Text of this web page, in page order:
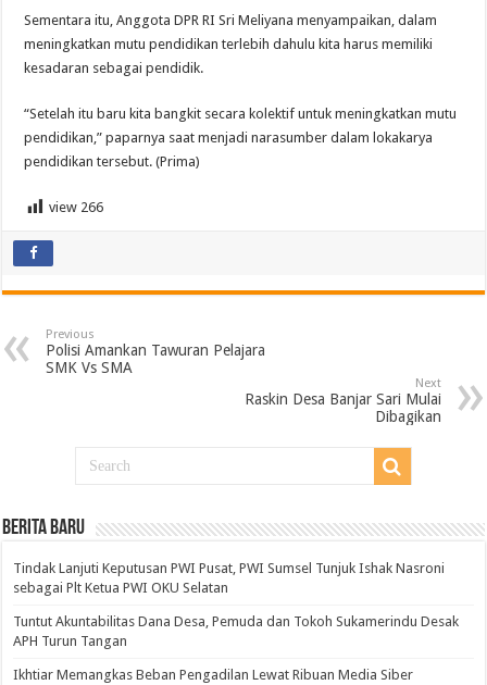
Sementara itu, Anggota DPR RI Sri Meliyana menyampaikan, dalam
meningkatkan mutu pendidikan terlebih dahulu kita harus memiliki
kesadaran sebagai pendidik.
“Setelah itu baru kita bangkit secara kolektif untuk meningkatkan mutu
pendidikan,” paparnya saat menjadi narasumber dalam lokakarya
pendidikan tersebut. (Prima)
view 266
Previous
Polisi Amankan Tawuran Pelajara
SMK Vs SMA
Next
Raskin Desa Banjar Sari Mulai
Dibagikan
BERITA BARU
Tindak Lanjuti Keputusan PWI Pusat, PWI Sumsel Tunjuk Ishak Nasroni
sebagai Plt Ketua PWI OKU Selatan
Tuntut Akuntabilitas Dana Desa, Pemuda dan Tokoh Sukamerindu Desak
APH Turun Tangan
Ikhtiar Memangkas Beban Pengadilan Lewat Ribuan Media Siber